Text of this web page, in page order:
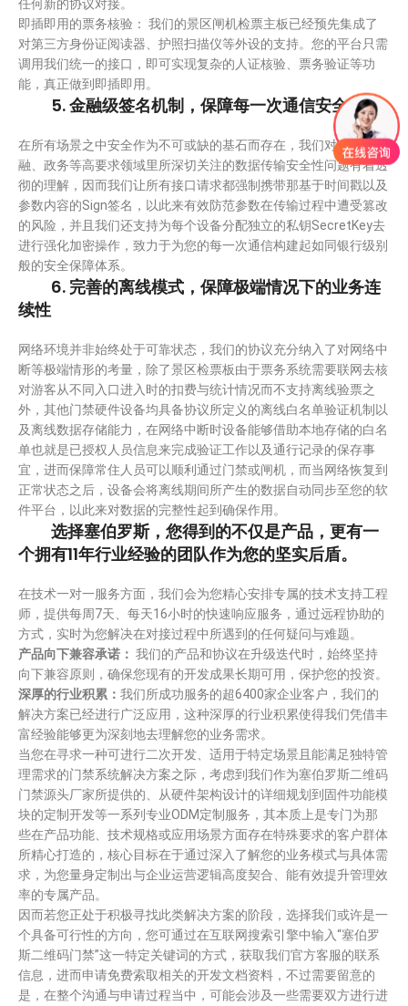
任何新的协议对接。
即插即用的票务核验： 我们的景区闸机检票主板已经预先集成了
对第三方身份证阅读器、护照扫描仪等外设的支持。您的平台只需
调用我们统一的接口，即可实现复杂的人证核验、票务验证等功
能，真正做到即插即用。
5. 金融级签名机制，保障每一次通信安全
在所有场景之中安全作为不可或缺的基石而存在，我们对于您在金
融、政务等高要求领域里所深切关注的数据传输安全性问题有着透
彻的理解，因而我们让所有接口请求都强制携带那基于时间戳以及
参数内容的Sign签名，以此来有效防范参数在传输过程中遭受篡改
的风险，并且我们还支持为每个设备分配独立的私钥SecretKey去
进行强化加密操作，致力于为您的每一次通信构建起如同银行级别
般的安全保障体系。
6. 完善的离线模式，保障极端情况下的业务连
续性
网络环境并非始终处于可靠状态，我们的协议充分纳入了对网络中
断等极端情形的考量，除了景区检票板由于票务系统需要联网去核
对游客从不同入口进入时的扣费与统计情况而不支持离线验票之
外，其他门禁硬件设备均具备协议所定义的离线白名单验证机制以
及离线数据存储能力，在网络中断时设备能够借助本地存储的白名
单也就是已授权人员信息来完成验证工作以及通行记录的保存事
宜，进而保障常住人员可以顺利通过门禁或闸机，而当网络恢复到
正常状态之后，设备会将离线期间所产生的数据自动同步至您的软
件平台，以此来对数据的完整性起到确保作用。
选择塞伯罗斯，您得到的不仅是产品，更有一
个拥有11年行业经验的团队作为您的坚实后盾。
在技术一对一服务方面，我们会为您精心安排专属的技术支持工程
师，提供每周7天、每天16小时的快速响应服务，通过远程协助的
方式，实时为您解决在对接过程中所遇到的任何疑问与难题。
产品向下兼容承诺： 我们的产品和协议在升级迭代时，始终坚持
向下兼容原则，确保您现有的开发成果长期可用，保护您的投资。
深厚的行业积累： 我们所成功服务的超6400家企业客户，我们的
解决方案已经进行广泛应用，这种深厚的行业积累使得我们凭借丰
富经验能够更为深刻地去理解您的业务需求。
当您在寻求一种可进行二次开发、适用于特定场景且能满足独特管
理需求的门禁系统解决方案之际，考虑到我们作为塞伯罗斯二维码
门禁源头厂家所提供的、从硬件架构设计的详细规划到固件功能模
块的定制开发等一系列专业ODM定制服务，其本质上是专门为那
些在产品功能、技术规格或应用场景方面存在特殊要求的客户群体
所精心打造的，核心目标在于通过深入了解您的业务模式与具体需
求，为您量身定制出与企业运营逻辑高度契合、能有效提升管理效
率的专属产品。
因而若您正处于积极寻找此类解决方案的阶段，选择我们或许是一
个具备可行性的方向，您可通过在互联网搜索引擎中输入“塞伯罗
斯二维码门禁”这一特定关键词的方式，获取我们官方客服的联系
信息，进而申请免费索取相关的开发文档资料，不过需要留意的
是，在整个沟通与申请过程当中，可能会涉及一些需要双方进行进